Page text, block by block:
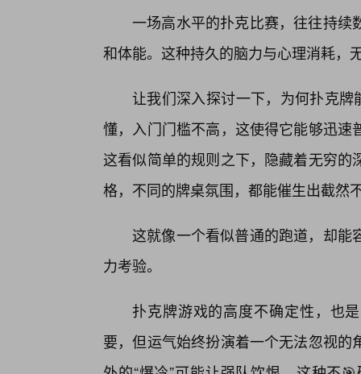
一场高水平的扑克比赛，往往持续
和体能。这种持久的脑力与心理消耗，
让我们深入探讨一下，为何扑克牌
懂，入门门槛不高，这使得它能够迅
这看似简单的规则之下，隐藏着无穷
格，不同的牌桌氛围，都能催生出截然
这就像一个看似普通的跑道，却
力考验。
扑克牌游戏的高度不确定性，也
要，但运气始终扮演着一个无法忽视